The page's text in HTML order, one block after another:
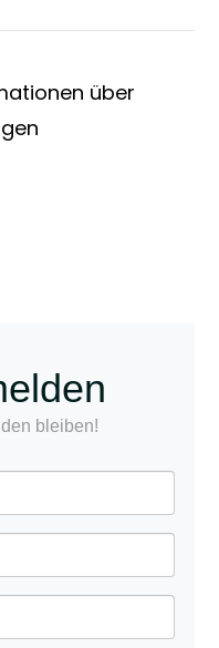
über
bleiben!